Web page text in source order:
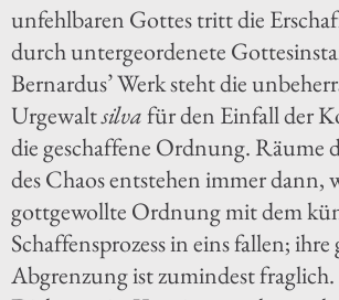
unfehlbaren Gottes tritt die
durch untergeordenete
Bernardus’ Werk steht die
Urgewaltsilvafür den Einfall der
die geschaffene Ordnung. Räume
des Chaos entstehen immer dann,
gottgewollte Ordnung mit dem
Schaffensprozess in eins fallen; ihre
Abgrenzung ist zumindest fraglich.